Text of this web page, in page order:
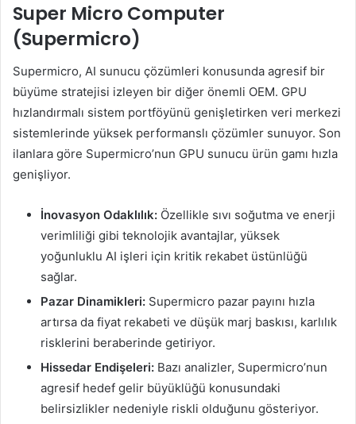
Super Micro Computer
(Supermicro)
Supermicro, AI sunucu çözümleri konusunda agresif bir
büyüme stratejisi izleyen bir diğer önemli OEM. GPU
hızlandırmalı sistem portföyünü genişletirken veri merkezi
sistemlerinde yüksek performanslı çözümler sunuyor. Son
ilanlara göre Supermicro’nun GPU sunucu ürün gamı hızla
genişliyor.
İnovasyon Odaklılık: Özellikle sıvı soğutma ve enerji
verimliliği gibi teknolojik avantajlar, yüksek
yoğunluklu AI işleri için kritik rekabet üstünlüğü
sağlar.
Pazar Dinamikleri: Supermicro pazar payını hızla
artırsa da fiyat rekabeti ve düşük marj baskısı, karlılık
risklerini beraberinde getiriyor.
Hissedar Endişeleri: Bazı analizler, Supermicro’nun
agresif hedef gelir büyüklüğü konusundaki
belirsizlikler nedeniyle riskli olduğunu gösteriyor.